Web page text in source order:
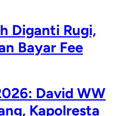
Diganti Rugi,
Bayar Fee
David WW
Kapolresta